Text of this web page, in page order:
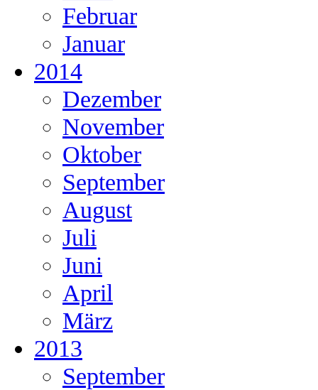
Februar
Januar
2014
Dezember
November
Oktober
September
August
Juli
Juni
April
März
2013
September